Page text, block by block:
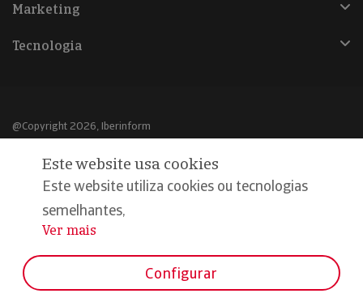
Marketing
Tecnologia
@Copyright 2026, Iberinform
Aviso legal
Política de cookies
Declaração de privacidade
Este website usa cookies
Este website utiliza cookies ou tecnologias
semelhantes,
...
Ver mais
Configurar